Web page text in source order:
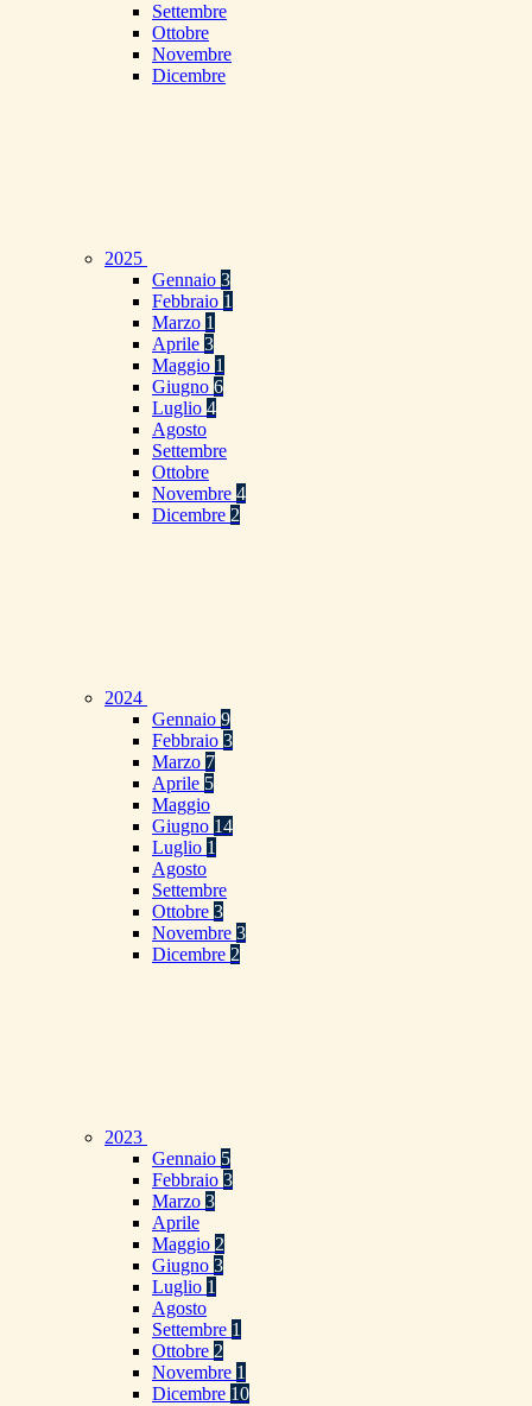
Settembre
Ottobre
Novembre
Dicembre
2025
Gennaio 3
Febbraio 1
Marzo 1
Aprile 3
Maggio 1
Giugno 6
Luglio 4
Agosto
Settembre
Ottobre
Novembre 4
Dicembre 2
2024
Gennaio 9
Febbraio 3
Marzo 7
Aprile 5
Maggio
Giugno 14
Luglio 1
Agosto
Settembre
Ottobre 3
Novembre 3
Dicembre 2
2023
Gennaio 5
Febbraio 3
Marzo 3
Aprile
Maggio 2
Giugno 3
Luglio 1
Agosto
Settembre 1
Ottobre 2
Novembre 1
Dicembre 10